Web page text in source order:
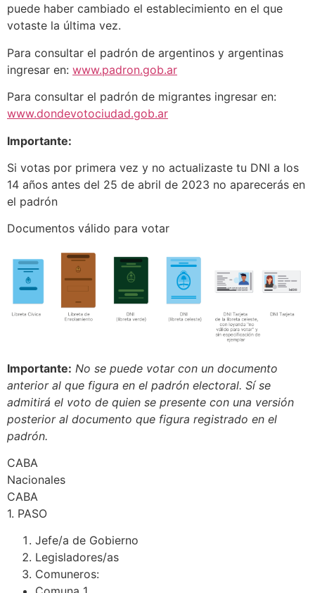
puede haber cambiado el establecimiento en el que
votaste la última vez.
Para consultar el padrón de argentinos y argentinas
ingresar en: www.padron.gob.ar
Para consultar el padrón de migrantes ingresar en:
www.dondevotociudad.gob.ar
Importante:
Si votas por primera vez y no actualizaste tu DNI a los
14 años antes del 25 de abril de 2023 no aparecerás en
el padrón
Documentos válido para votar
Importante: No se puede votar con un documento
anterior al que figura en el padrón electoral. Sí se
admitirá el voto de quien se presente con una versión
posterior al documento que figura registrado en el
padrón.
CABA
Nacionales
CABA
1. PASO
Jefe/a de Gobierno
Legisladores/as
Comuneros: